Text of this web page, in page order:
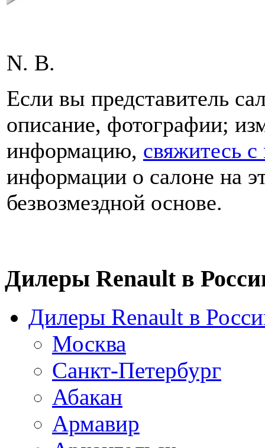
N. B.
Если вы представитель
описание, фотографии;
информацию, свяжитесь
информации о салоне на
безвозмездной основе.
Дилеры Renault в
Дилеры Renault в
Москва
Санкт-Петербург
Абакан
Армавир